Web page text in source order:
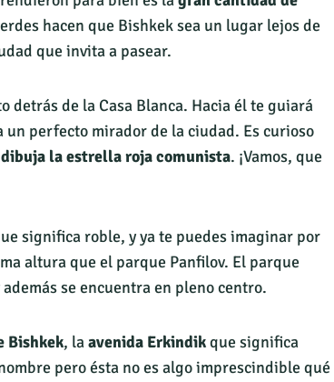
hacen que Bishkek sea un lugar lejos de
que invita a pasear.
detrás de la Casa Blanca. Hacia él te guiará
perfecto mirador de la ciudad. Es curioso
dibuja la estrella roja comunista. ¡Vamos, que
significa roble, y ya te puedes imaginar por
altura que el parque Panfilov. El parque
se encuentra en pleno centro.
Bishkek, laavenida Erkindikque significa
pero ésta no es algo imprescindible qué